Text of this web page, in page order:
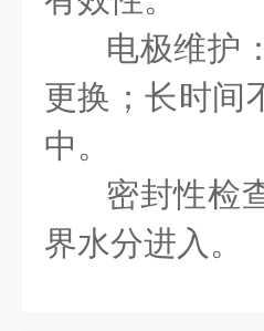
电极维护
更换；长时间
中。
密封性检
界水分进入。